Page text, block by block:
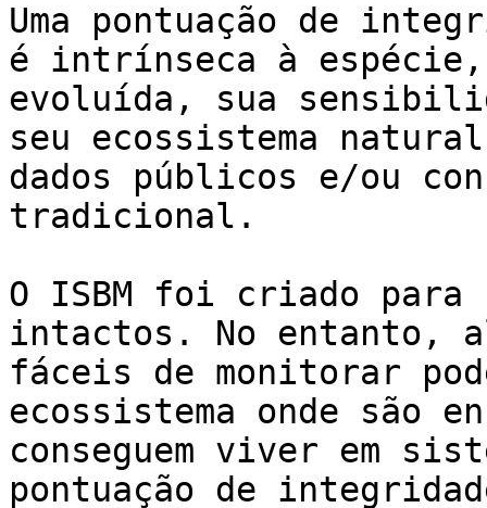
Uma pontuação de
é intrínseca à
evoluída, sua
seu ecossistema
dados públicos e/ou
tradicional.
O ISBM foi criado para
intactos. No entanto,
fáceis de monitorar
ecossistema onde são
conseguem viver em
pontuação de